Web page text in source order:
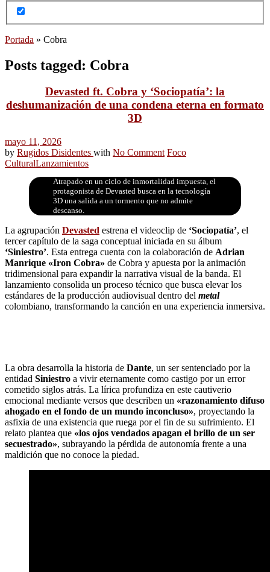
Portada » Cobra
Posts tagged: Cobra
Devasted ft. Cobra y ‘Sociopatía’: la
deshumanización de una condena eterna en formato
3D
mayo 11, 2026
by Rugidos Disidentes with No Comment Foco
CulturalLanzamientos
Atrapado en un ciclo de inmortalidad impuesta, el
protagonista de Devasted busca en la tecnología
3D una salida a un tormento que no admite
descanso.
La agrupación Devasted estrena el videoclip de ‘Sociopatía’, el
tercer capítulo de la saga conceptual iniciada en su álbum
‘Siniestro’. Esta entrega cuenta con la colaboración de Adrian
Manrique «Iron Cobra» de Cobra y apuesta por la animación
tridimensional para expandir la narrativa visual de la banda. El
lanzamiento consolida un proceso técnico que busca elevar los
estándares de la producción audiovisual dentro del metal
colombiano, transformando la canción en una experiencia inmersiva.
La obra desarrolla la historia de Dante, un ser sentenciado por la
entidad Siniestro a vivir eternamente como castigo por un error
cometido siglos atrás. La lírica profundiza en este cautiverio
emocional mediante versos que describen un «razonamiento difuso
ahogado en el fondo de un mundo inconcluso», proyectando la
asfixia de una existencia que ruega por el fin de su sufrimiento. El
relato plantea que «los ojos vendados apagan el brillo de un ser
secuestrado», subrayando la pérdida de autonomía frente a una
maldición que no conoce la piedad.